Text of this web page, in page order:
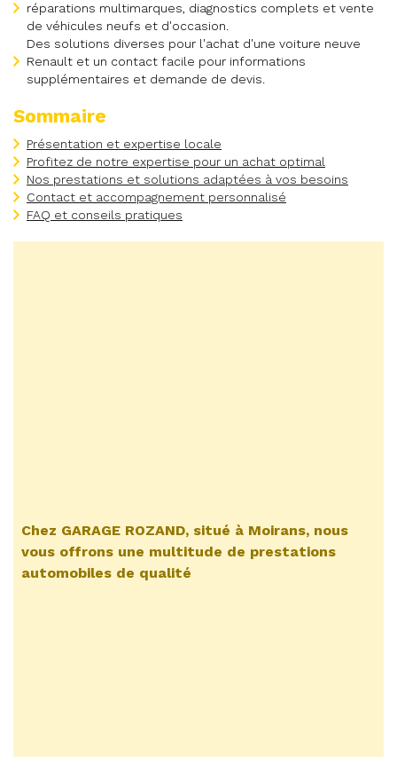
réparations multimarques, diagnostics complets et vente
de véhicules neufs et d'occasion.
Des solutions diverses pour l'achat d'une voiture neuve
Renault et un contact facile pour informations
supplémentaires et demande de devis.
Sommaire
Présentation et expertise locale
Profitez de notre expertise pour un achat optimal
Nos prestations et solutions adaptées à vos besoins
Contact et accompagnement personnalisé
FAQ et conseils pratiques
Chez GARAGE ROZAND, situé à Moirans, nous
vous offrons une multitude de prestations
automobiles de qualité